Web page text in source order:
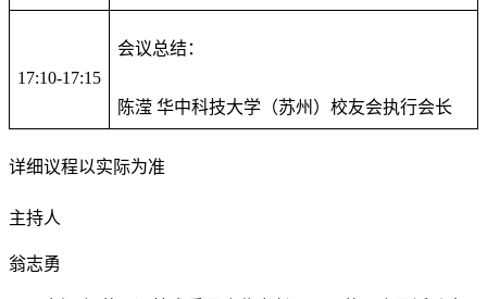
17:10-17:15
会议总结：
陈滢 华中科技大学（苏州）校友会执行会长
详细议程以实际为准
主持人
翁志勇